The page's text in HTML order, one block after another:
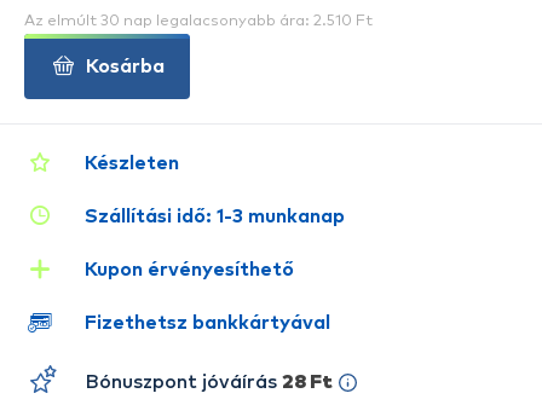
Készleten
Szállítási idő: 1-3 munkanap
Kupon érvényesíthető
Fizethetsz bankkártyával
Bónuszpont jóváírás 28 Ft
Az elmúlt 30 nap legalacsonyabb ára: 2.510 Ft
Kosárba